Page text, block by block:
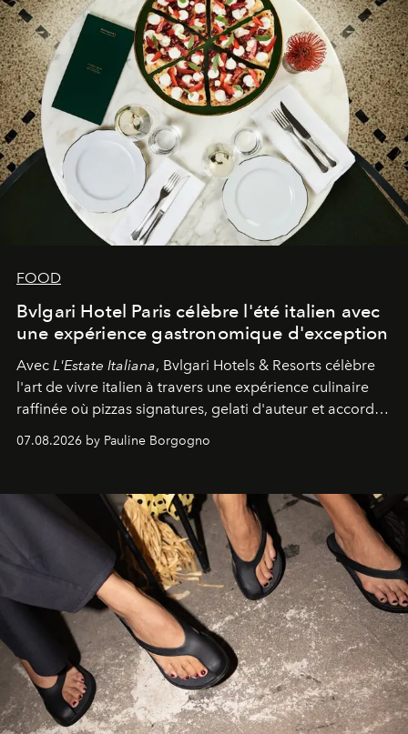
FOOD
Bvlgari Hotel Paris célèbre l'été italien avec
une expérience gastronomique d'exception
Avec L'Estate Italiana, Bvlgari Hotels & Resorts célèbre
l'art de vivre italien à travers une expérience culinaire
raffinée où pizzas signatures, gelati d'auteur et accords
d'exception composent un véritable voyage sensoriel.
07.08.2026 by Pauline Borgogno